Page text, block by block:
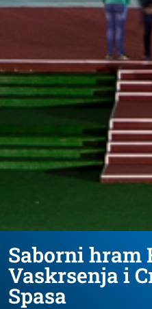
Saborni hram
Vaskrsenja i
Spasa